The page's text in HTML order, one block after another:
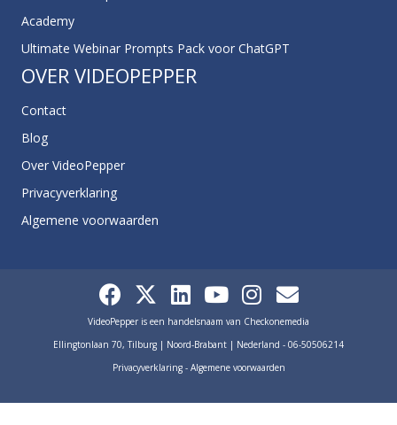
Academy
Ultimate Webinar Prompts Pack voor ChatGPT
OVER VIDEOPEPPER
Contact
Blog
Over VideoPepper
Privacyverklaring
Algemene voorwaarden
VideoPepper is een handelsnaam van Checkonemedia
Ellingtonlaan 70, Tilburg | Noord-Brabant | Nederland - 06-50506214
Privacyverklaring- Algemene voorwaarden